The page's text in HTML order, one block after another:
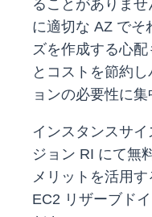
ることがありま
に適切な AZ でそ
ズを作成する心
とコストを節約
ョンの必要性に集
インスタンスサ
ジョン RI にて無
メリットを活用
EC2 リザーブド